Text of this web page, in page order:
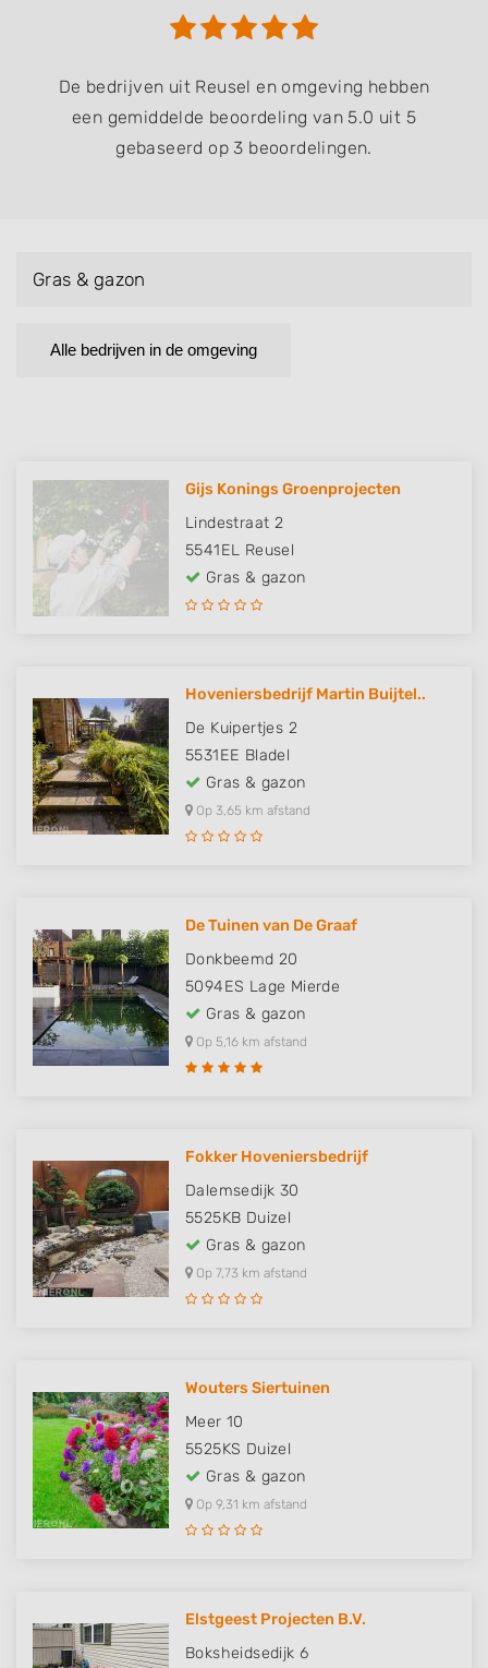
De bedrijven uit Reusel en omgeving hebben
een gemiddelde beoordeling van 5.0 uit 5
gebaseerd op 3 beoordelingen.
Gras & gazon
Alle bedrijven in de omgeving
Gijs Konings Groenprojecten
Lindestraat 2
5541EL Reusel
Gras & gazon
Hoveniersbedrijf Martin Buijtel..
De Kuipertjes 2
5531EE Bladel
Gras & gazon
Op 3,65 km afstand
De Tuinen van De Graaf
Donkbeemd 20
5094ES Lage Mierde
Gras & gazon
Op 5,16 km afstand
Fokker Hoveniersbedrijf
Dalemsedijk 30
5525KB Duizel
Gras & gazon
Op 7,73 km afstand
Wouters Siertuinen
Meer 10
5525KS Duizel
Gras & gazon
Op 9,31 km afstand
Elstgeest Projecten B.V.
Boksheidsedijk 6